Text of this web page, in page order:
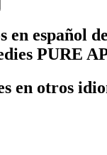
en español
PURE
en otros